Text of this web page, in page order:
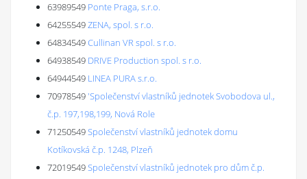
63989549 Ponte Praga, s.r.o.
64255549ZENA, spol. s r.o.
64834549Cullinan VR spol. s r.o.
64938549 DRIVE Production spol. s r.o.
64944549 LINEA PURA s.r.o.
70978549'Společenství vlastníků jednotek Svobodova ul.,
č.p. 197,198,199, Nová Role
71250549Společenství vlastníků jednotek domu
Kotíkovská č.p. 1248, Plzeň
72019549Společenství vlastníků jednotek pro dům č.p.